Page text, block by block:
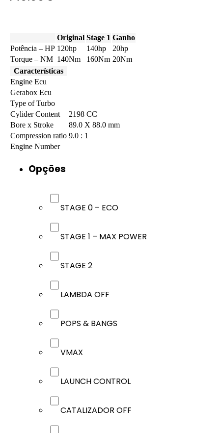
Original Stage 1 Ganho
Potência – HP 120hp 140hp
20hp
Torque – NM 140Nm 160Nm 20Nm
Características
Engine Ecu
Gerabox Ecu
Type of Turbo
Cylider Content
2198 CC
Bore x Stroke
89.0 X 88.0 mm
Compression ratio 9.0 : 1
Engine Number
Opções
STAGE 0 – ECO
STAGE 1 – MAX POWER
STAGE 2
LAMBDA OFF
POPS & BANGS
VMAX
LAUNCH CONTROL
CATALIZADOR OFF